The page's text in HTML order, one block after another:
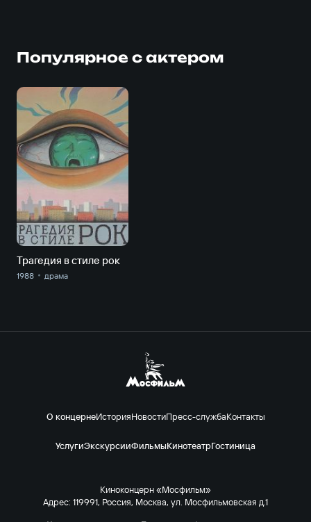
Популярное с актером
Трагедия в стиле рок
1988 драма
О концернеИсторияНовостиПресс-службаКонтакты
УслугиЭкскурсииФильмыКинотеатрГостиница
Киноконцерн «Мосфильм»
Адрес: 119991, Россия, Москва, ул. Мосфильмовская д.1